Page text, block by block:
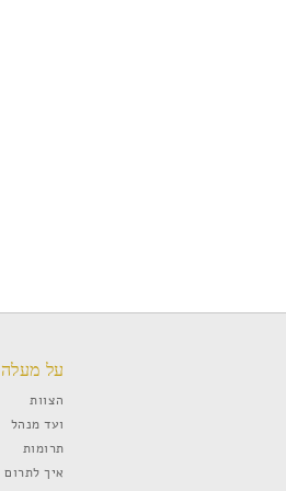
על מעלה
הצוות
ועד מנהל
תרומות
איך לתרום